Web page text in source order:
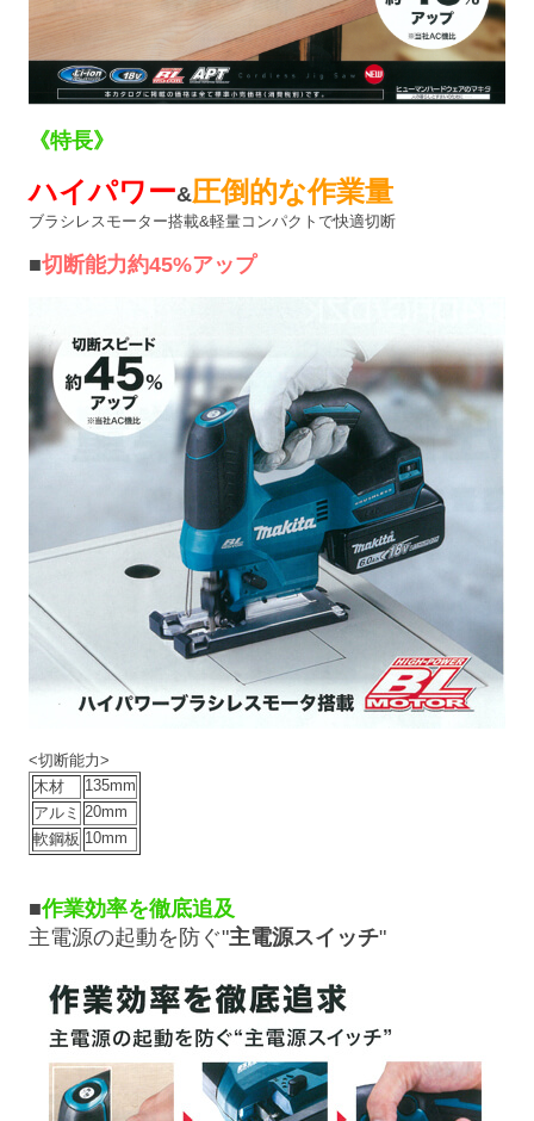
《特長》
ハイパワー&圧倒的な作業量
ブラシレスモーター搭載&軽量コンパクトで快適切断
■切断能力約45%アップ
<切断能力>
木材
135mm
アルミ 20mm
軟鋼板 10mm
■作業効率を徹底追及
主電源の起動を防ぐ"主電源スイッチ"